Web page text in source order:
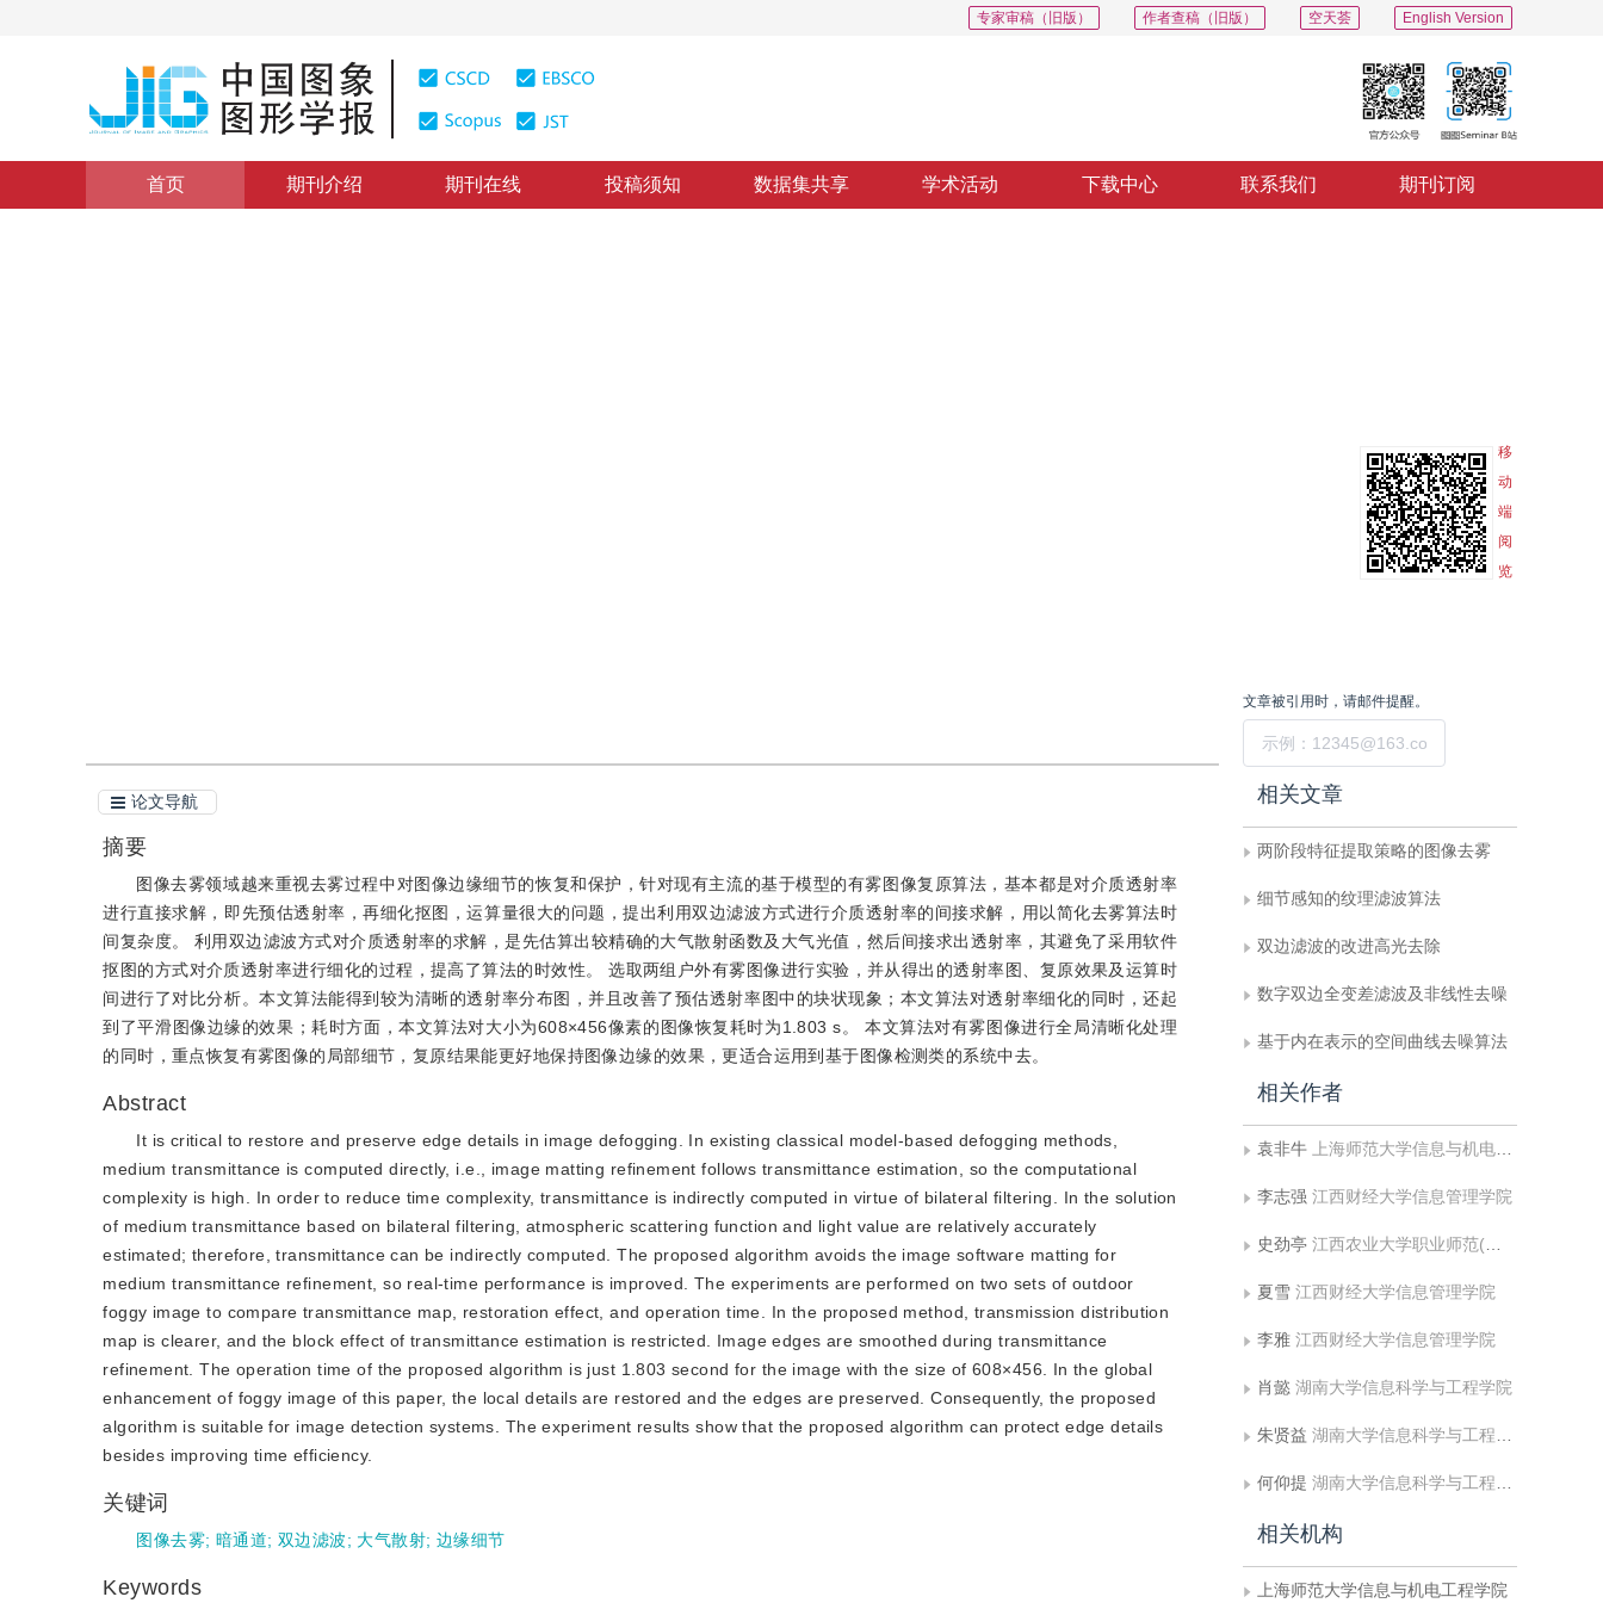
English Version
空天荟
作者查稿（旧版）
专家审稿（旧版）
首页 期刊介绍 期刊在线 投稿须知 数据集共享 学术活动 下载中心 联系我们 期刊订阅
移
动
端
阅
览
论文导航
摘要
图像去雾领域越来重视去雾过程中对图像边缘细节的恢复和保护，针对现有主流的基于模型的有雾图像复原算法，基本都是对介质透射率
进行直接求解，即先预估透射率，再细化抠图，运算量很大的问题，提出利用双边滤波方式进行介质透射率的间接求解，用以简化去雾算法时
间复杂度。 利用双边滤波方式对介质透射率的求解，是先估算出较精确的大气散射函数及大气光值，然后间接求出透射率，其避免了采用软件
抠图的方式对介质透射率进行细化的过程，提高了算法的时效性。 选取两组户外有雾图像进行实验，并从得出的透射率图、复原效果及运算时
间进行了对比分析。本文算法能得到较为清晰的透射率分布图，并且改善了预估透射率图中的块状现象；本文算法对透射率细化的同时，还起
到了平滑图像边缘的效果；耗时方面，本文算法对大小为608×456像素的图像恢复耗时为1.803 s。 本文算法对有雾图像进行全局清晰化处理
的同时，重点恢复有雾图像的局部细节，复原结果能更好地保持图像边缘的效果，更适合运用到基于图像检测类的系统中去。
Abstract
It is critical to restore and preserve edge details in image defogging. In existing classical model-based defogging methods,
medium transmittance is computed directly, i.e., image matting refinement follows transmittance estimation, so the computational
complexity is high. In order to reduce time complexity, transmittance is indirectly computed in virtue of bilateral filtering. In the solution
of medium transmittance based on bilateral filtering, atmospheric scattering function and light value are relatively accurately
estimated; therefore, transmittance can be indirectly computed. The proposed algorithm avoids the image software matting for
medium transmittance refinement, so real-time performance is improved. The experiments are performed on two sets of outdoor
foggy image to compare transmittance map, restoration effect, and operation time. In the proposed method, transmission distribution
map is clearer, and the block effect of transmittance estimation is restricted. Image edges are smoothed during transmittance
refinement. The operation time of the proposed algorithm is just 1.803 second for the image with the size of 608×456. In the global
enhancement of foggy image of this paper, the local details are restored and the edges are preserved. Consequently, the proposed
algorithm is suitable for image detection systems. The experiment results show that the proposed algorithm can protect edge details
besides improving time efficiency.
关键词
图像去雾; 暗通道; 双边滤波; 大气散射; 边缘细节
Keywords
文章被引用时，请邮件提醒。
相关文章
两阶段特征提取策略的图像去雾
细节感知的纹理滤波算法
双边滤波的改进高光去除
数字双边全变差滤波及非线性去噪
基于内在表示的空间曲线去噪算法
相关作者
袁非牛 上海师范大学信息与机电工程学院;江西财经大学信息管理学院
李志强 江西财经大学信息管理学院
史劲亭 江西农业大学职业师范(技术)学院
夏雪 江西财经大学信息管理学院
李雅 江西财经大学信息管理学院
肖懿 湖南大学信息科学与工程学院
朱贤益 湖南大学信息科学与工程学院
何仰提 湖南大学信息科学与工程学院
相关机构
上海师范大学信息与机电工程学院